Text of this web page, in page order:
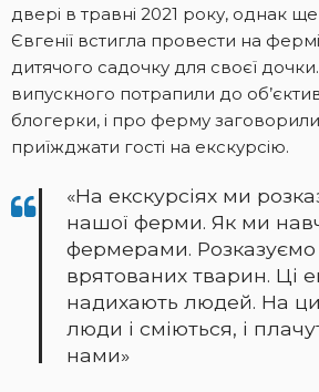
двері в травні 2021 року, однак ще
Євгенії встигла провести на
дитячого садочку для своєї
випускного потрапили до
блогерки, і про ферму
приїжджати гості на екскурсію.
«На екскурсіях ми
нашої ферми. Як ми
фермерами. Розказуємо
врятованих тварин. Ці
надихають людей. На
люди і сміються, і
нами»